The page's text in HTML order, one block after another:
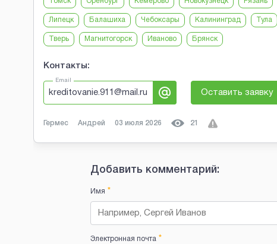
Липецк Балашиха Чебоксары Калининград Тула
Тверь Магнитогорск Иваново Брянск
Контакты:
Email
kreditovanie.911@mail.ru Оставить заявку
Гермес Андрей 03 июля 2026 21
Добавить комментарий:
Имя *
Электронная почта*